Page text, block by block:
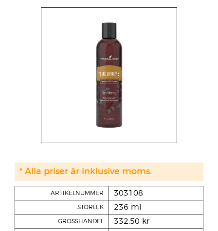
ARTIKELNUMMER 303108
STORLEK 236 ml
GROSSHANDEL 332,50 kr
* Alla priser är inklusive moms.